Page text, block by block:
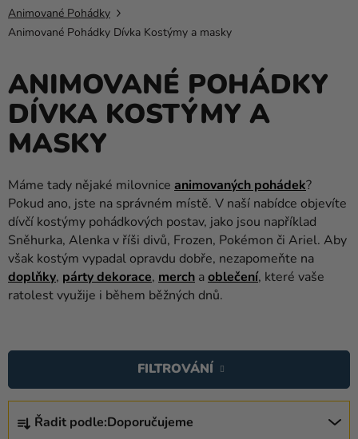
Kanekalon
a
balónky
Svatba
Párty
Výzdoba
a
doplňky
Kostýmy
Oblečení
Dárky
merch
Svátky
Animované Pohádky
Animované Pohádky Dívka Kostýmy a masky
ANIMOVANÉ POHÁDKY
DÍVKA KOSTÝMY A
MASKY
Máme tady nějaké milovnice animovaných pohádek?
Pokud ano, jste na správném místě. V naší nabídce objevíte
dívčí kostýmy pohádkových postav, jako jsou například
Sněhurka, Alenka v říši divů, Frozen, Pokémon či Ariel. Aby
však kostým vypadal opravdu dobře, nezapomeňte na
doplňky, párty dekorace, merch aoblečení, které vaše
ratolest využije i během běžných dnů.
A
Řadit podle:Doporučujeme
FILTROVÁNÍ
Ý
P
I
S